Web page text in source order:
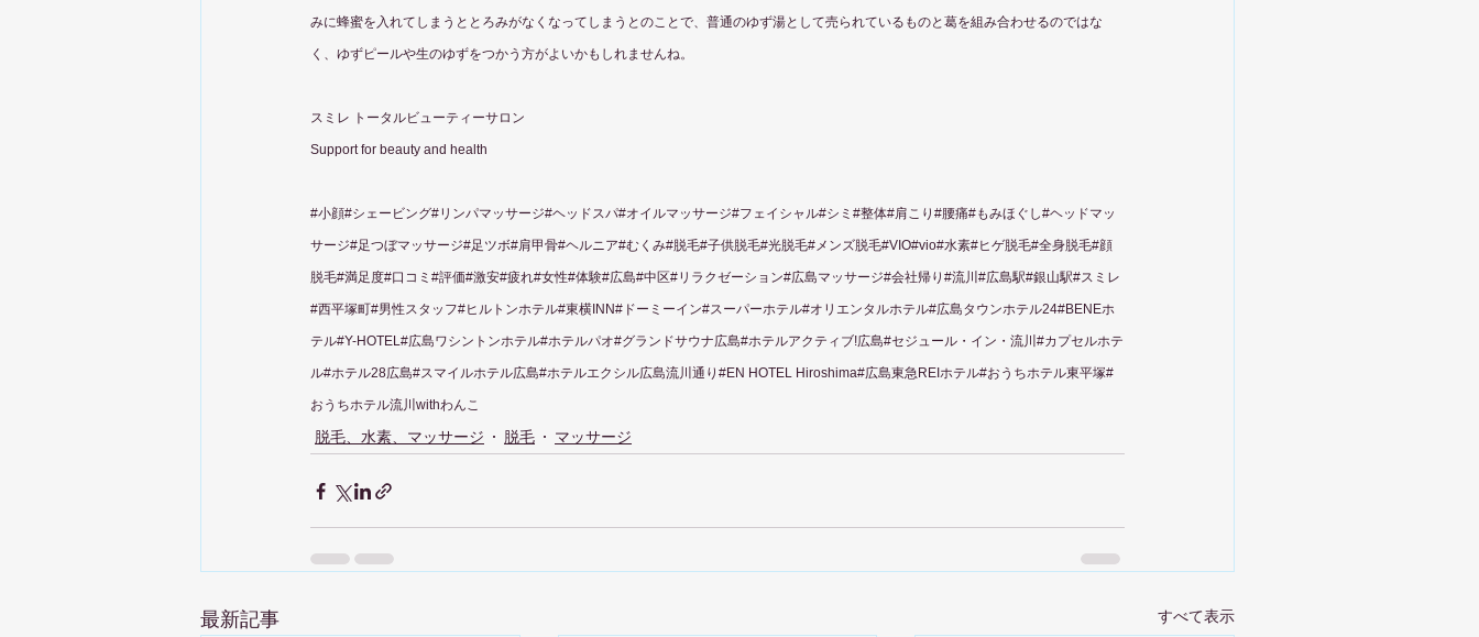
みに蜂蜜を入れてしまうととろみがなくなってしまうとのことで、普通のゆず湯として売られているものと葛を組み合わせるのではな
く、ゆずピールや生のゆずをつかう方がよいかもしれませんね。
スミレ トータルビューティーサロン
Support for beauty and health
#小顔#シェービング#リンパマッサージ#ヘッドスパ#オイルマッサージ#フェイシャル#シミ#整体#肩こり#腰痛#もみほぐし#ヘッドマッ
サージ#足つぼマッサージ#足ツボ#肩甲骨#ヘルニア#むくみ#脱毛#子供脱毛#光脱毛#メンズ脱毛#VIO#vio#水素#ヒゲ脱毛#全身脱毛#顔
脱毛#満足度#口コミ#評価#激安#疲れ#女性#体験#広島#中区#リラクゼーション#広島マッサージ#会社帰り#流川#広島駅#銀山駅#スミレ
#西平塚町#男性スタッフ#ヒルトンホテル#東横INN#ドーミーイン#スーパーホテル#オリエンタルホテル#広島タウンホテル24#BENEホ
テル#Y-HOTEL#広島ワシントンホテル#ホテルパオ#グランドサウナ広島#ホテルアクティブ!広島#セジュール・イン・流川#カプセルホテ
ル#ホテル28広島#スマイルホテル広島#ホテルエクシル広島流川通り#EN HOTEL Hiroshima#広島東急REIホテル#おうちホテル東平塚#
おうちホテル流川withわんこ
脱毛、水素、マッサージ 脱毛 マッサージ
最新記事 すべて表示